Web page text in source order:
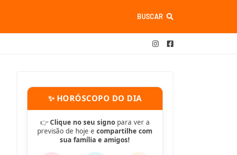
BUSCAR
✨ HORÓSCOPO DO DIA
👉Clique no seu signopara ver a
previsão de hoje e compartilhe com
sua família e amigos!